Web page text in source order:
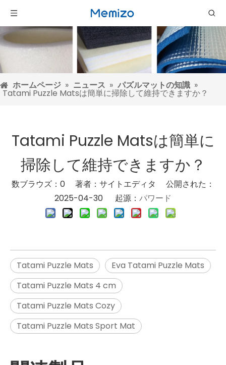
ホームページ » ニュース » パズルマットの知識 »
Tatami Puzzle Matsは簡単に掃除して維持できますか？
Tatami Puzzle Matsは簡単に
掃除して維持できますか？
数ブラウズ： 0 著者：サイトエディタ 公開された：
2025-04-30 起源： パワード
Tatami Puzzle Mats
Eva Tatami Puzzle Mats
Tatami Puzzle Mats 4 cm
Tatami Puzzle Mats Cozy
Tatami Puzzle Mats Sport Mat